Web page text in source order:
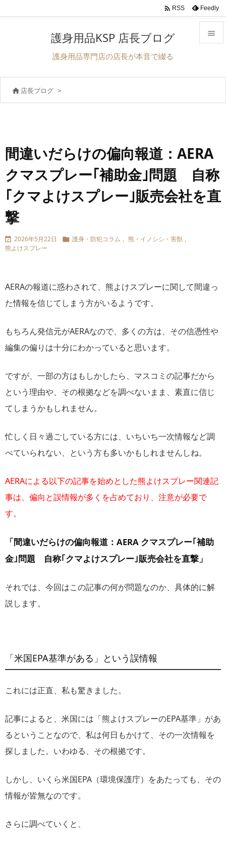



検索
 RSS Feedly
護身用品KSP 店長ブログ
護身用品専門店の店長が本音で綴る
 店長ブログ >
間違いだらけの偏向報道：AERA
クマスプレー｢補助金｣問題 自称
｢クマよけスプレー｣販売会社を直
撃
 2026年5月22日  護身・防犯コラム , 熊・イノシシ・害獣 ,
熊よけスプレー
AERAの報道に惑わされて、熊よけスプレーに関して間違っ
た情報を信じてしまう方がいるようです。
もちろん発信元がAERAなので、多くの方は、その信憑性や
編集の偏りは十分にわかっていると思います。
ですが、一部の方はもしかしたら、マスコミの記事だから
という理由や、その根拠などを調べないまま、素直に信じ
てしまうかもしれません。
忙しく日々過ごしている方には、いちいち一次情報など調
べていられない、という方も多いかもしれませんしね。
AERAによる以下の記事を始めとした熊よけスプレー関連記
事は、偏向と誤情報が多くを占めており、注意が必要で
す。
「間違いだらけの偏向報道：AERA クマスプレー｢補助
金｣問題 自称｢クマよけスプレー｣販売会社を直撃」
それでは、今回はこの記事の何が問題なのか、具体的に解
説します。
「米国EPA基準がある」という誤情報
これには正直、私も驚きました。
記事によると、米国には「熊よけスプレーのEPA基準」があ
るということなので、私は何日もかけて、その一次情報を
探しました。いわゆる、その根拠です。
しかし、いくら⽶国EPA（環境保護庁）をあたっても、その
情報が皆無なのです。
さらに調べていくと、